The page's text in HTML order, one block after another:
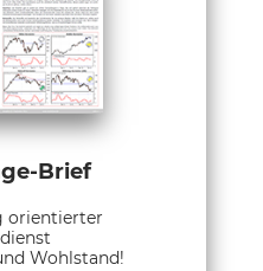
Brief
orientierter
Wohlstand!